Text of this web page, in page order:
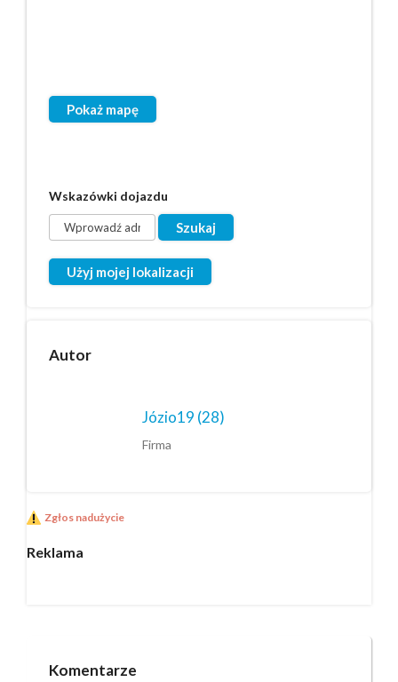
Pokaż mapę
Wskazówki dojazdu
Użyj mojej lokalizacji
Autor
Józio19 (28)
Firma
Zgłos nadużycie
Reklama
Komentarze